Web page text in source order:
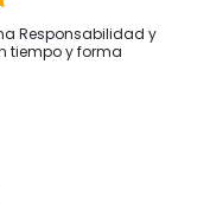
Responsabilidad y
tiempo y forma